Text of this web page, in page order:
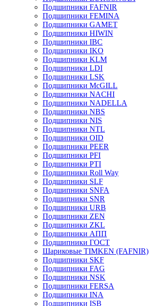
Подшипники FAFNIR
Подшипники FEMINA
Подшипники GAMET
Подшипники HIWIN
Подшипники IBC
Подшипники IKO
Подшипники KLM
Подшипники LDI
Подшипники LSK
Подшипники McGILL
Подшипники NACHI
Подшипники NADELLA
Подшипники NBS
Подшипники NIS
Подшипники NTL
Подшипники OID
Подшипники PEER
Подшипники PFI
Подшипники PTI
Подшипники Roll Way
Подшипники SLF
Подшипники SNFA
Подшипники SNR
Подшипники URB
Подшипники ZEN
Подшипники ZKL
Подшипники АПП
Подшипники ГОСТ
Шариковые ТІMKEN (FAFNIR)
Подшипники SKF
Подшипники FAG
Подшипники NSK
Подшипники FERSA
Подшипники INA
Подшипники ISB